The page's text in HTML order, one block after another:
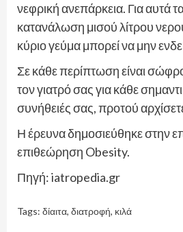
νεφρική ανεπάρκεια. Για αυτά
κατανάλωση μισού λίτρου
κύριο γεύμα μπορεί να μην
Σε κάθε περίπτωση είναι
τον γιατρό σας για κάθε
συνήθειές σας, προτού
Η έρευνα δημοσιεύθηκε στην
επιθεώρηση Obesity.
Πηγή: iatropedia.gr
Tags: δίαιτα, διατροφή, κιλά